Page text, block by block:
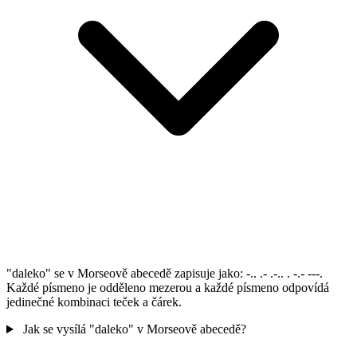
"daleko" se v Morseově abecedě zapisuje jako: -.. .- .-.. . -.- ---.
Každé písmeno je odděleno mezerou a každé písmeno odpovídá
jedinečné kombinaci teček a čárek.
Jak se vysílá "daleko" v Morseově abecedě?